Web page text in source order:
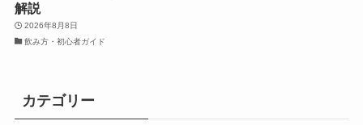
解説
2026年8月8日
飲み方・初心者ガイド
カテゴリー